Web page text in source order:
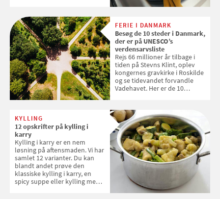
enkle råd til at spare penge på
tøjvasken
FERIE I DANMARK
Besøg de 10 steder i Danmark,
der er på UNESCO’s
verdensarvsliste
Rejs 66 millioner år tilbage i
tiden på Stevns Klint, oplev
kongernes gravkirke i Roskilde
og se tidevandet forvandle
Vadehavet. Her er de 10
KYLLING
12 opskrifter på kylling i
karry
Kylling i karry er en nem
løsning på aftensmaden. Vi har
samlet 12 varianter. Du kan
blandt andet prøve den
klassiske kylling i karry, en
spicy suppe eller kylling med